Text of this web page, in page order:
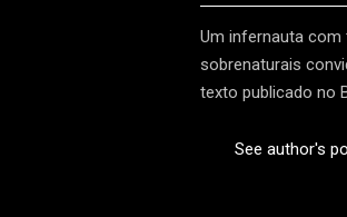
Um infernauta com
sobrenaturais
texto publicado no
See author's